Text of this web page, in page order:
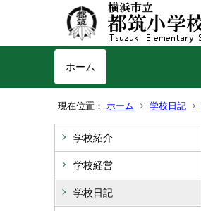
ホーム
現在位置： ホーム 学校日記
学校紹介
学校経営
学校日記